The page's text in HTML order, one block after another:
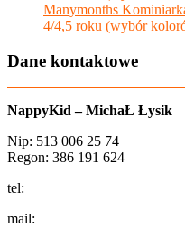
Manymonths
4/4,5 roku (wybór
Dane kontaktowe
NappyKid – MichaŁ Łysik
Nip: 513 006 25 74
Regon: 386 191 624
tel:
mail: